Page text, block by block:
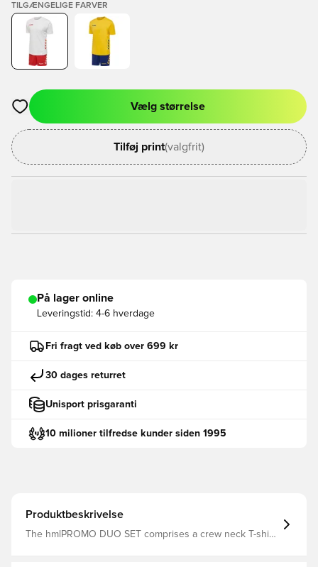
TILGÆNGELIGE FARVER
Åbner en Modal til at logge ind eller tilmelde dig som medlem
Vælg størrelse
Tilføj print(valgfrit)
På lager online
Leveringstid: 4-6 hverdage
Fri fragt ved køb over 699 kr
30 dages returret
Unisport prisgaranti
10 milioner tilfredse kunder siden 1995
Produktbeskrivelse
The hmlPROMO DUO SET comprises a crew neck T-shirt